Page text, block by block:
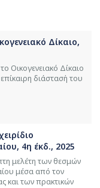
Δίκαιο,
Οικογενειακό Δίκαιο
διάστασή του
4η έκδ., 2025
μελέτη των θεσμών
μέσα από τον
και των πρακτικών